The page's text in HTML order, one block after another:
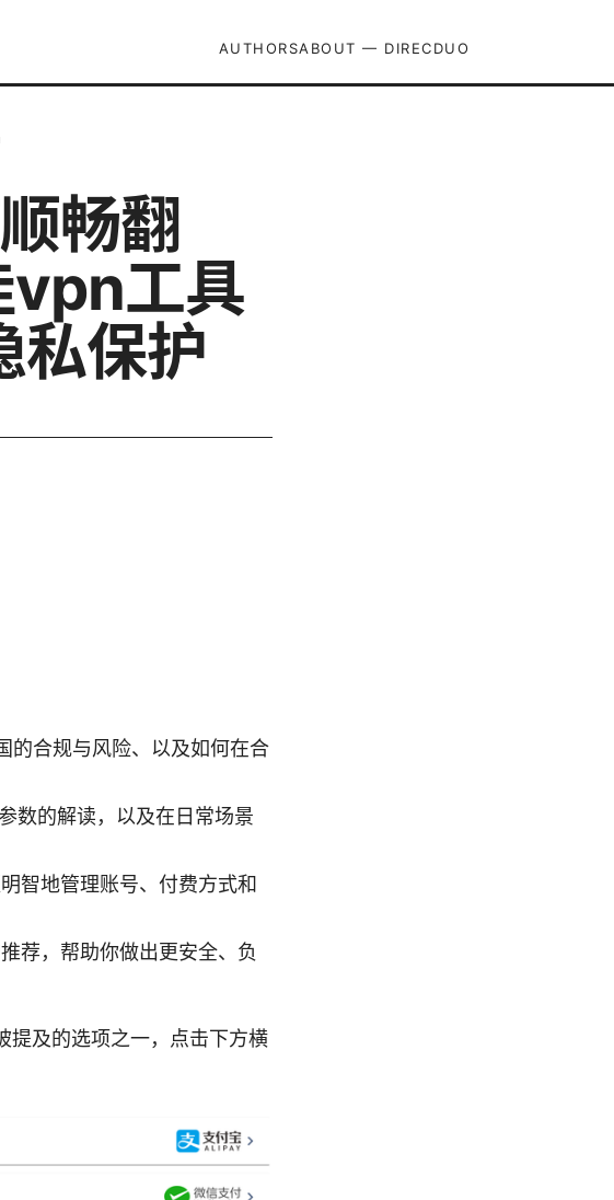
AUTHORSABOUT — DIRECDUO
畅翻
vpn工具
私保护
的合规与风险、以及如何在合
数的解读，以及在日常场景
智地管理账号、付费方式和
荐，帮助你做出更安全、负
提及的选项之一，点击下方横